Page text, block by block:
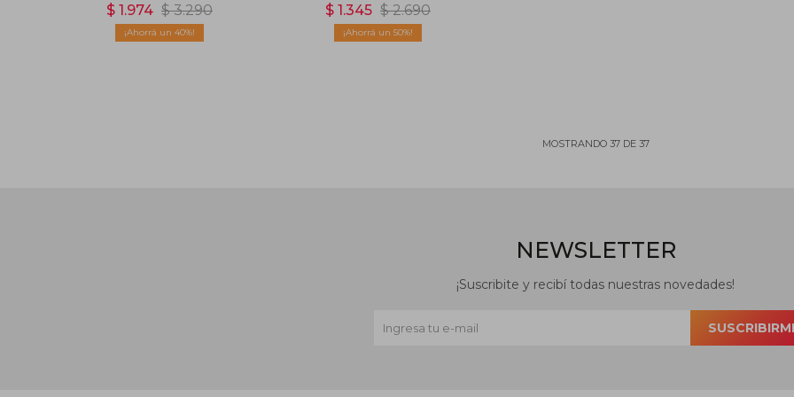
$ 1.974 $ 3.290
40
$ 1.345 $ 2.690
50
MOSTRANDO 37DE 37
NEWSLETTER
¡Suscribite y recibí todas nuestras novedades!